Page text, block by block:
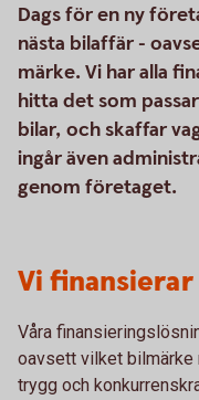
Dags för en ny
nästa bilaffär -
märke. Vi har alla
hitta det som
bilar, och skaffar
ingår även
genom företaget.
Vi
Våra
oavsett vilket bilmärke
trygg och